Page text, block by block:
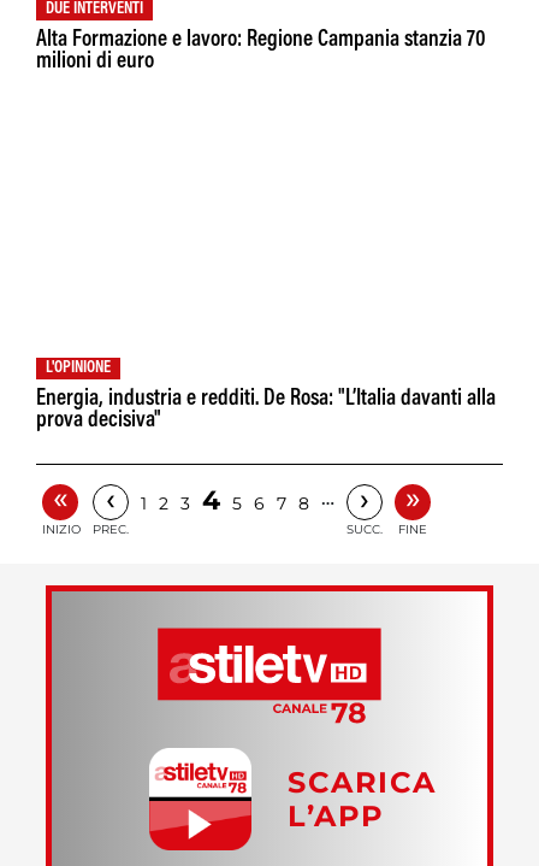
DUE INTERVENTI
Alta Formazione e lavoro: Regione Campania stanzia 70
milioni di euro
L'OPINIONE
Energia, industria e redditi. De Rosa: "L’Italia davanti alla
prova decisiva"
«
INIZIO
‹
PREC.
1 2 3 4 5 6 7 8 … ›
SUCC.
»
FINE
SCARICA
L’APP